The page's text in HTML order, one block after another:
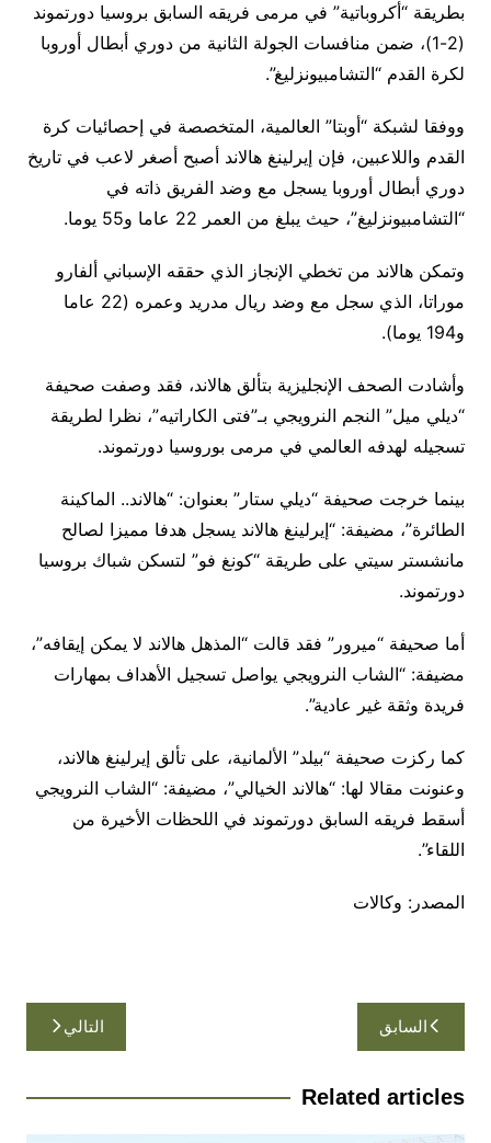
بطريقة “أكروباتية” في مرمى فريقه السابق بروسيا دورتموند
(2-1)، ضمن منافسات الجولة الثانية من دوري أبطال أوروبا
لكرة القدم “التشامبيونزليغ”.
ووفقا لشبكة “أوبتا” العالمية، المتخصصة في إحصائيات كرة
القدم واللاعبين، فإن إيرلينغ هالاند أصبح أصغر لاعب في تاريخ
دوري أبطال أوروبا يسجل مع وضد الفريق ذاته في
“التشامبيونزليغ”، حيث يبلغ من العمر 22 عاما و55 يوما.
وتمكن هالاند من تخطي الإنجاز الذي حققه الإسباني ألفارو
موراتا، الذي سجل مع وضد ريال مدريد وعمره (22 عاما
و194 يوما).
وأشادت الصحف الإنجليزية بتألق هالاند، فقد وصفت صحيفة
“ديلي ميل” النجم النرويجي بـ”فتى الكاراتيه”، نظرا لطريقة
تسجيله لهدفه العالمي في مرمى بوروسيا دورتموند.
بينما خرجت صحيفة “ديلي ستار” بعنوان: “هالاند.. الماكينة
الطائرة”، مضيفة: “إيرلينغ هالاند يسجل هدفا مميزا لصالح
مانشستر سيتي على طريقة “كونغ فو” لتسكن شباك بروسيا
دورتموند.
أما صحيفة “ميرور” فقد قالت “المذهل هالاند لا يمكن إيقافه”،
مضيفة: “الشاب النرويجي يواصل تسجيل الأهداف بمهارات
فريدة وثقة غير عادية”.
كما ركزت صحيفة “بيلد” الألمانية، على تألق إيرلينغ هالاند،
وعنونت مقالا لها: “هالاند الخيالي”، مضيفة: “الشاب النرويجي
أسقط فريقه السابق دورتموند في اللحظات الأخيرة من
اللقاء”.
المصدر: وكالات
تصفّح
المقالات
السابق التالي
Related articles